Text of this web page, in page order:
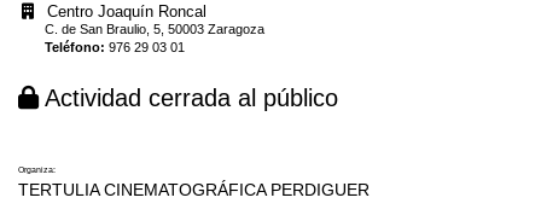
Centro Joaquín Roncal
C. de San Braulio, 5, 50003 Zaragoza
Teléfono:976 29 03 01
Actividad cerrada al público
Organiza:
TERTULIA CINEMATOGRÁFICA PERDIGUER